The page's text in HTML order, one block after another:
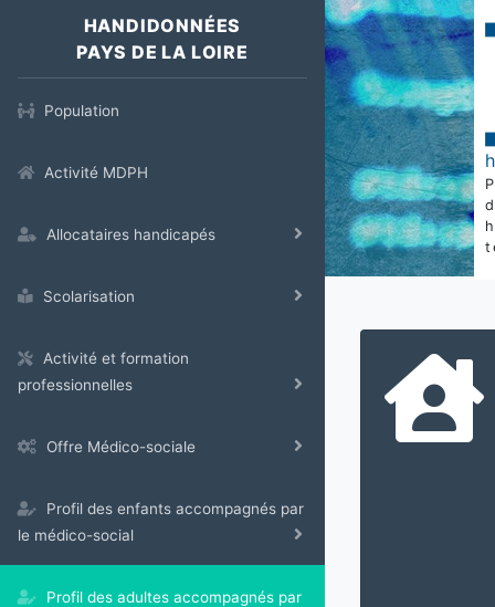
HANDIDONNÉES
PAYS DE LA LOIRE
Population
Activité MDPH
Allocataires handicapés
Scolarisation
Activité et formation
professionnelles
Offre Médico-sociale
Profil des enfants accompagnés par
le médico-social
Profil des adultes accompagnés par